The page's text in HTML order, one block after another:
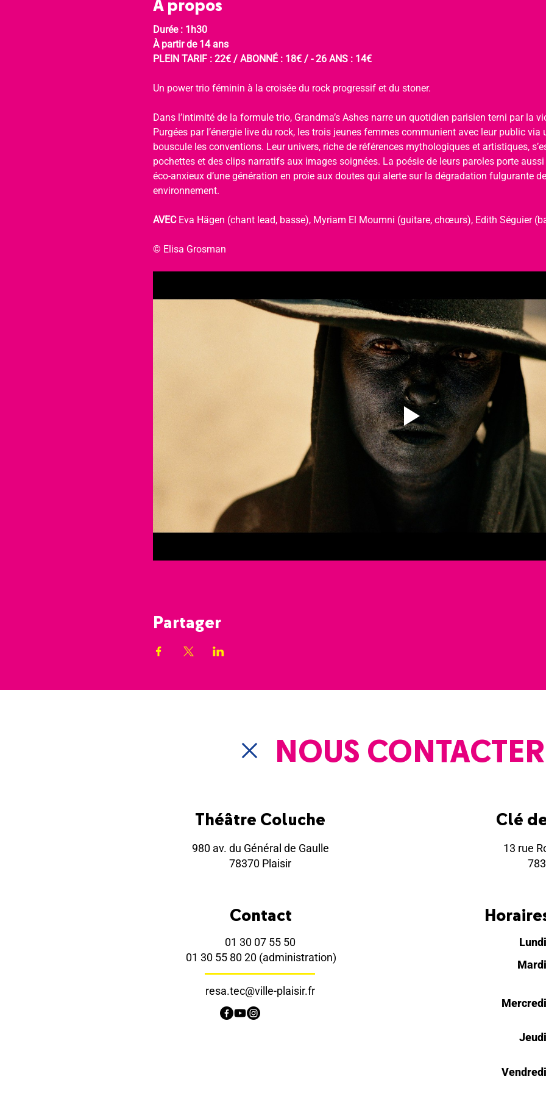
À propos
Durée : 1h30
À partir de 14 ans
PLEIN TARIF : 22€ / ABONNÉ : 18€ / - 26 ANS : 14€
Un power trio féminin à la croisée du rock progressif et du stoner.
Dans l’intimité de la formule trio, Grandma’s Ashes narre un quotidien parisien terni par la
Purgées par l’énergie live du rock, les trois jeunes femmes communient avec leur public
bouscule les conventions. Leur univers, riche de références mythologiques et artistiques,
pochettes et des clips narratifs aux images soignées. La poésie de leurs paroles porte
éco-anxieux d’une génération en proie aux doutes qui alerte sur la dégradation fulgurante
environnement.
AVEC Eva Hägen (chant lead, basse), Myriam El Moumni (guitare, chœurs), Edith Séguier
© Elisa Grosman
Partager
NOUS CONTACTER
Théâtre Coluche
980 av. du Général de Gaulle
78370 Plaisir
Clé
13 rue
Contact
01 30 07 55 50
01 30 55 80 20 (administration)
resa.tec@ville-plaisir.fr
Lundi
Mardi
Mercredi
Jeudi
Vendredi